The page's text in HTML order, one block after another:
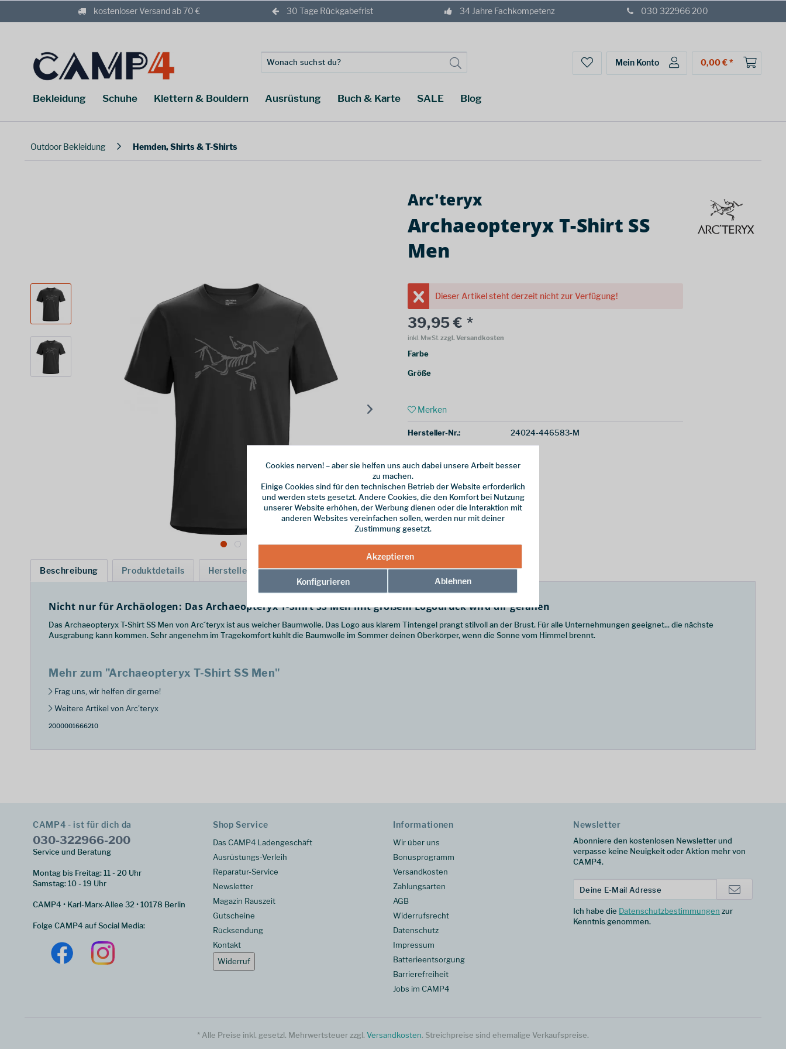
kostenloser Versand ab 70 € 30 Tage Rückgabefrist 34 Jahre Fachkompetenz 030 322966 200
Mein Konto 0,00 € *
Bekleidung Schuhe Klettern & Bouldern Ausrüstung Buch & Karte SALE Blog
Outdoor Bekleidung Hemden, Shirts & T-Shirts
Arc'teryx
Archaeopteryx T-Shirt SS
Men
Dieser Artikel steht derzeit nicht zur Verfügung!
39,95 € *
inkl. MwSt.zzgl. Versandkosten
Farbe
Größe
Merken
Hersteller-Nr.: 24024-446583-M
Beschreibung Produktdetails Hersteller
Nicht nur für Archäologen: Das Archaeopteryx T-Shirt SS Men mit großem Logodruck wird dir gefallen
Das Archaeopteryx T-Shirt SS Men von Arc´teryx ist aus weicher Baumwolle. Das Logo aus klarem Tintengel prangt stilvoll an der Brust. Für alle Unternehmungen geeignet... die nächste
Ausgrabung kann kommen. Sehr angenehm im Tragekomfort kühlt die Baumwolle im Sommer deinen Oberkörper, wenn die Sonne vom Himmel brennt.
Mehr zum "Archaeopteryx T-Shirt SS Men"
Frag uns, wir helfen dir gerne!
Weitere Artikel von Arc'teryx
2000001666210
CAMP4 - ist für dich da
030-322966-200
Service und Beratung
Montag bis Freitag: 11 - 20 Uhr
Samstag: 10 - 19 Uhr
CAMP4 • Karl-Marx-Allee 32 • 10178 Berlin
Folge CAMP4 auf Social Media:
Shop Service
Das CAMP4 Ladengeschäft
Ausrüstungs-Verleih
Reparatur-Service
Newsletter
Magazin Rauszeit
Gutscheine
Rücksendung
Kontakt
Widerruf
Informationen
Wir über uns
Bonusprogramm
Versandkosten
Zahlungsarten
AGB
Widerrufsrecht
Datenschutz
Impressum
Batterieentsorgung
Barrierefreiheit
Jobs im CAMP4
Newsletter
Abonniere den kostenlosen Newsletter und
verpasse keine Neuigkeit oder Aktion mehr von
CAMP4.
Ich habe die Datenschutzbestimmungen zur
Kenntnis genommen.
* Alle Preise inkl. gesetzl. Mehrwertsteuer zzgl. Versandkosten. Streichpreise sind ehemalige Verkaufspreise.
Cookies nerven! – aber sie helfen uns auch dabei unsere Arbeit besser
zu machen.
Einige Cookies sind für den technischen Betrieb der Website erforderlich
und werden stets gesetzt. Andere Cookies, die den Komfort bei Nutzung
unserer Website erhöhen, der Werbung dienen oder die Interaktion mit
anderen Websites vereinfachen sollen, werden nur mit deiner
Zustimmung gesetzt.
Akzeptieren
Konfigurieren Ablehnen